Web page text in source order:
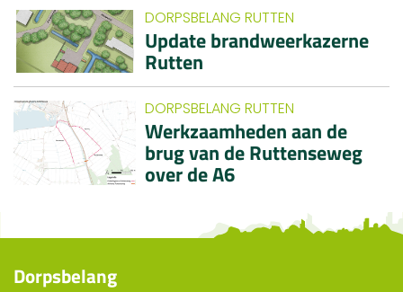
DORPSBELANG RUTTEN
Update brandweerkazerne
Rutten
DORPSBELANG RUTTEN
Werkzaamheden aan de
brug van de Ruttenseweg
over de A6
Dorpsbelang